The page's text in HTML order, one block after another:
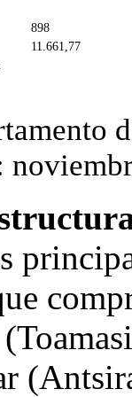
898
11.661,77